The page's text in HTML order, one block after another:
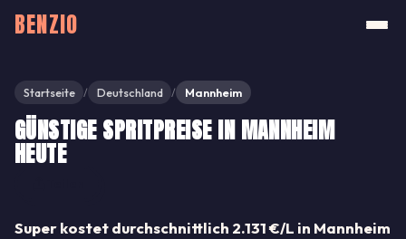
BENZIO
Startseite / Deutschland / Mannheim
GÜNSTIGE SPRITPREISE IN MANNHEIM
HEUTE
Super kostet durchschnittlich 2.131 €/L in Mannheim